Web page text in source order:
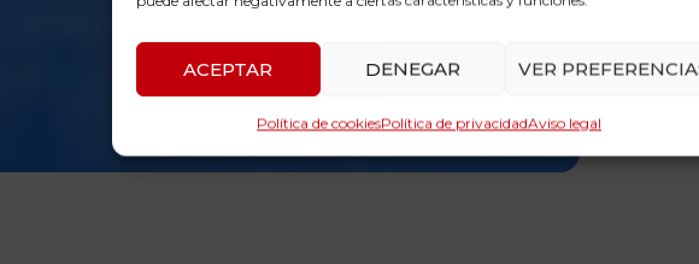
ACEPTAR DENEGAR VER
Política de cookiesPolítica de privacidadAviso legal